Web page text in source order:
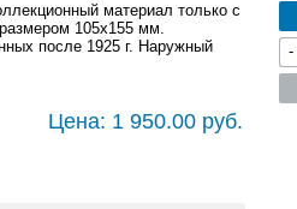
материал только с
105x155 мм.
после 1925 г. Наружный
Цена: 1 950.00 руб.
-